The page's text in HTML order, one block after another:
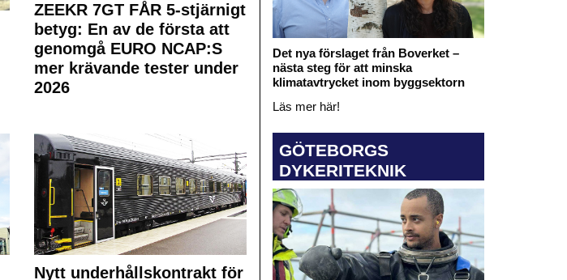
ZEEKR 7GT FÅR 5-stjärnigt
betyg: En av de första att
genomgå EURO NCAP:S
mer krävande tester under
2026
Nytt underhållskontrakt för
Det nya förslaget från Boverket –
nästa steg för att minska
klimatavtrycket inom byggsektorn
Läs mer här!
GÖTEBORGS
DYKERITEKNIK